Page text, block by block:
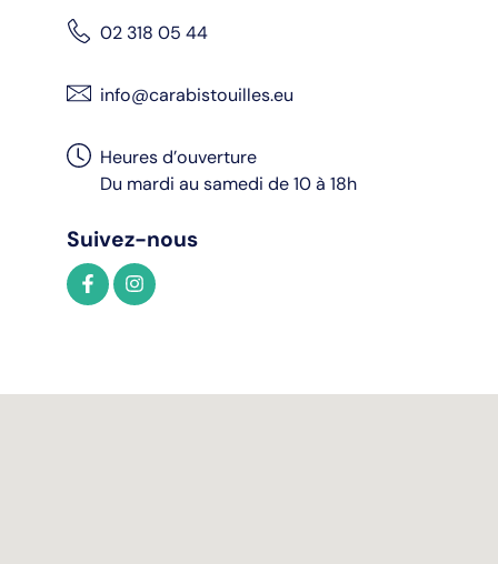
02 318 05 44
info@carabistouilles.eu
Heures d’ouverture
Du mardi au samedi de 10 à 18h
Suivez-nous